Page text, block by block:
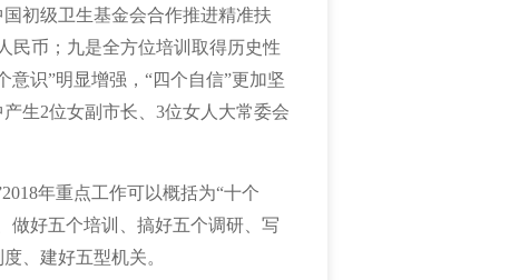
初级卫生基金会合作推进精准扶
民币；九是全方位培训取得历史性
识”明显增强，“四个自信”更加坚
生2位女副市长、 3位女人大常委会
2018年重点工作可以概括为“十个
做好五个培训、搞好五个调研、写
、建好五型机关。